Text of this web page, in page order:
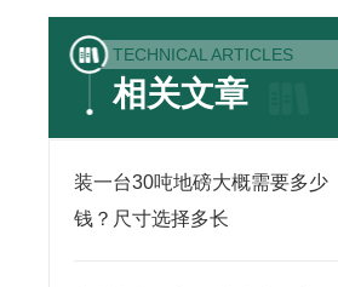
TECHNICAL ARTICLES
相关文章
装一台30吨地磅大概需要多少
钱？尺寸选择多长